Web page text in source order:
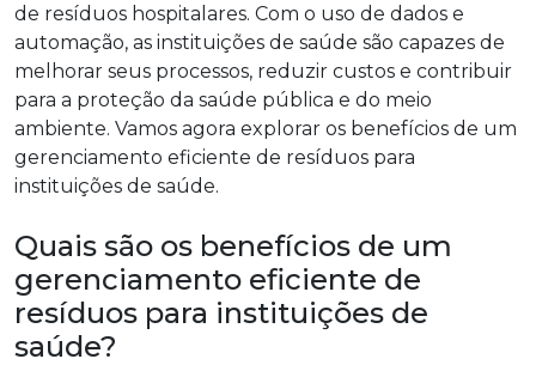
de resíduos hospitalares. Com o uso de dados e
automação, as instituições de saúde são capazes de
melhorar seus processos, reduzir custos e contribuir
para a proteção da saúde pública e do meio
ambiente. Vamos agora explorar os benefícios de um
gerenciamento eficiente de resíduos para
instituições de saúde.
Quais são os benefícios de um
gerenciamento eficiente de
resíduos para instituições de
saúde?